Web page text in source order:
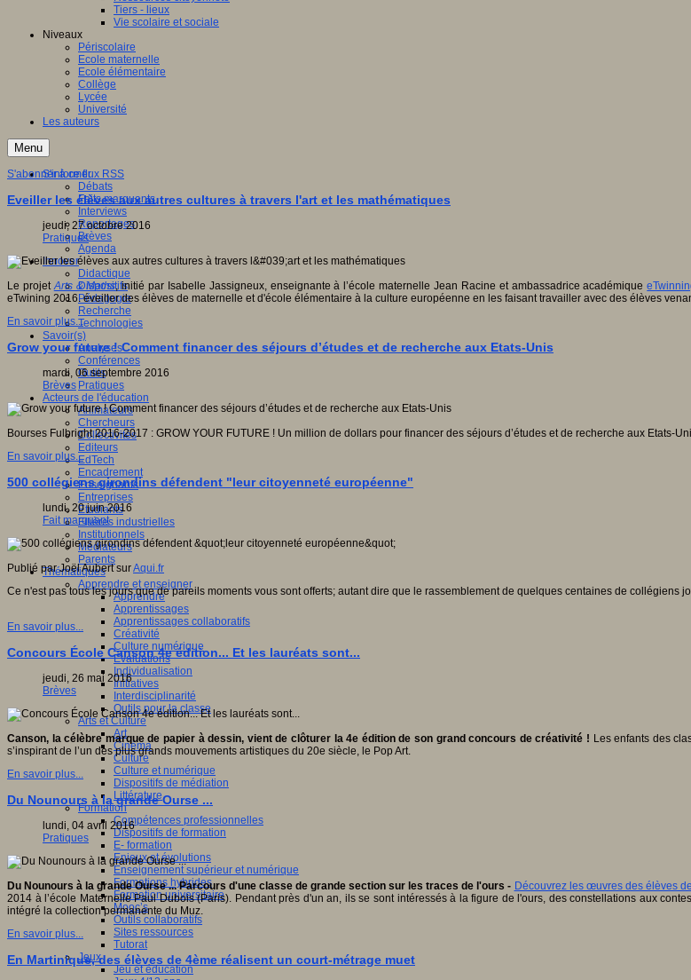
Tiers - lieux
Vie scolaire et sociale
Niveaux
Périscolaire
Ecole maternelle
Ecole élémentaire
Collège
Lycée
Université
Les auteurs
Menu
S'informer
Débats
Faits marquants
Interviews
Reportages
Brèves
Agenda
Innover
Didactique
Dispositifs
Pédagogie
Recherche
Technologies
Savoir(s)
Analyses
Conférences
Outils
Pratiques
Acteurs de l'éducation
Animateurs
Chercheurs
Collectivités
Editeurs
EdTech
Encadrement
Enseignants
Entreprises
Etudiants
Filières industrielles
Institutionnels
Médiateurs
Parents
Thématiques
Apprendre et enseigner
Apprendre
Apprentissages
Apprentissages collaboratifs
Créativité
Culture numérique
Evaluations
Individualisation
Initiatives
Interdisciplinarité
Outils pour la classe
Arts et Culture
Art
Cinéma
Culture
Culture et numérique
Dispositifs de médiation
Littérature
Formation
Compétences professionnelles
Dispositifs de formation
E- formation
Enjeux et évolutions
Enseignement supérieur et numérique
Formations hybrides
Formation universitaire
Mooc’s
Outils collaboratifs
Sites ressources
Tutorat
Jeux
Jeu et éducation
S'abonner à ce flux RSS
Eveiller les élèves aux autres cultures à travers l'art et les mathématiques
jeudi, 27 octobre 2016
Pratiques
Le projetArts & Maths, initié par Isabelle Jassigneux, enseignante à l’école maternelle Jean Racine et ambassadrice académique
eTwining 2016. éveiller des élèves de maternelle et d'école élémentaire à la culture européenne en les faisant travailler avec des élèves
En savoir plus...
Grow your future ! Comment financer des séjours d’études et de recherche aux Etats-Unis
mardi, 06 septembre 2016
Brèves
Bourses Fulbright 2016-2017 : GROW YOUR FUTURE ! Un million de dollars pour financer des séjours d’études et de recherche aux Etats-
En savoir plus...
500 collégiens girondins défendent "leur citoyenneté européenne"
lundi, 20 juin 2016
Fait marquant
Publié par Joël Aubert surAqui.fr
Ce n'est pas tous les jours que de pareils moments vous sont offerts; autant dire que le rassemblement de quelques centaines de
En savoir plus...
Concours École Canson 4e édition... Et les lauréats sont...
jeudi, 26 mai 2016
Brèves
Canson, la célèbre marque de papier à dessin, vient de clôturer la 4e édition de son grand concours de créativité ! Les enfants des
s’inspirant de l’un des plus grands mouvements artistiques du 20e siècle, le Pop Art.
En savoir plus...
Du Nounours à la grande Ourse ...
lundi, 04 avril 2016
Pratiques
Du Nounours à la grande Ourse ... Parcours d'une classe de grande section sur les traces de l'ours - Découvrez les œuvres des élèves
2014 à l’école Maternelle Paul Dubois (Paris). Pendant près d'un an, ils se sont intéressés à la figure de l'ours, des constellations aux
intégré la collection permanente du Muz.
En savoir plus...
En Martinique, des élèves de 4ème réalisent un court-métrage muet